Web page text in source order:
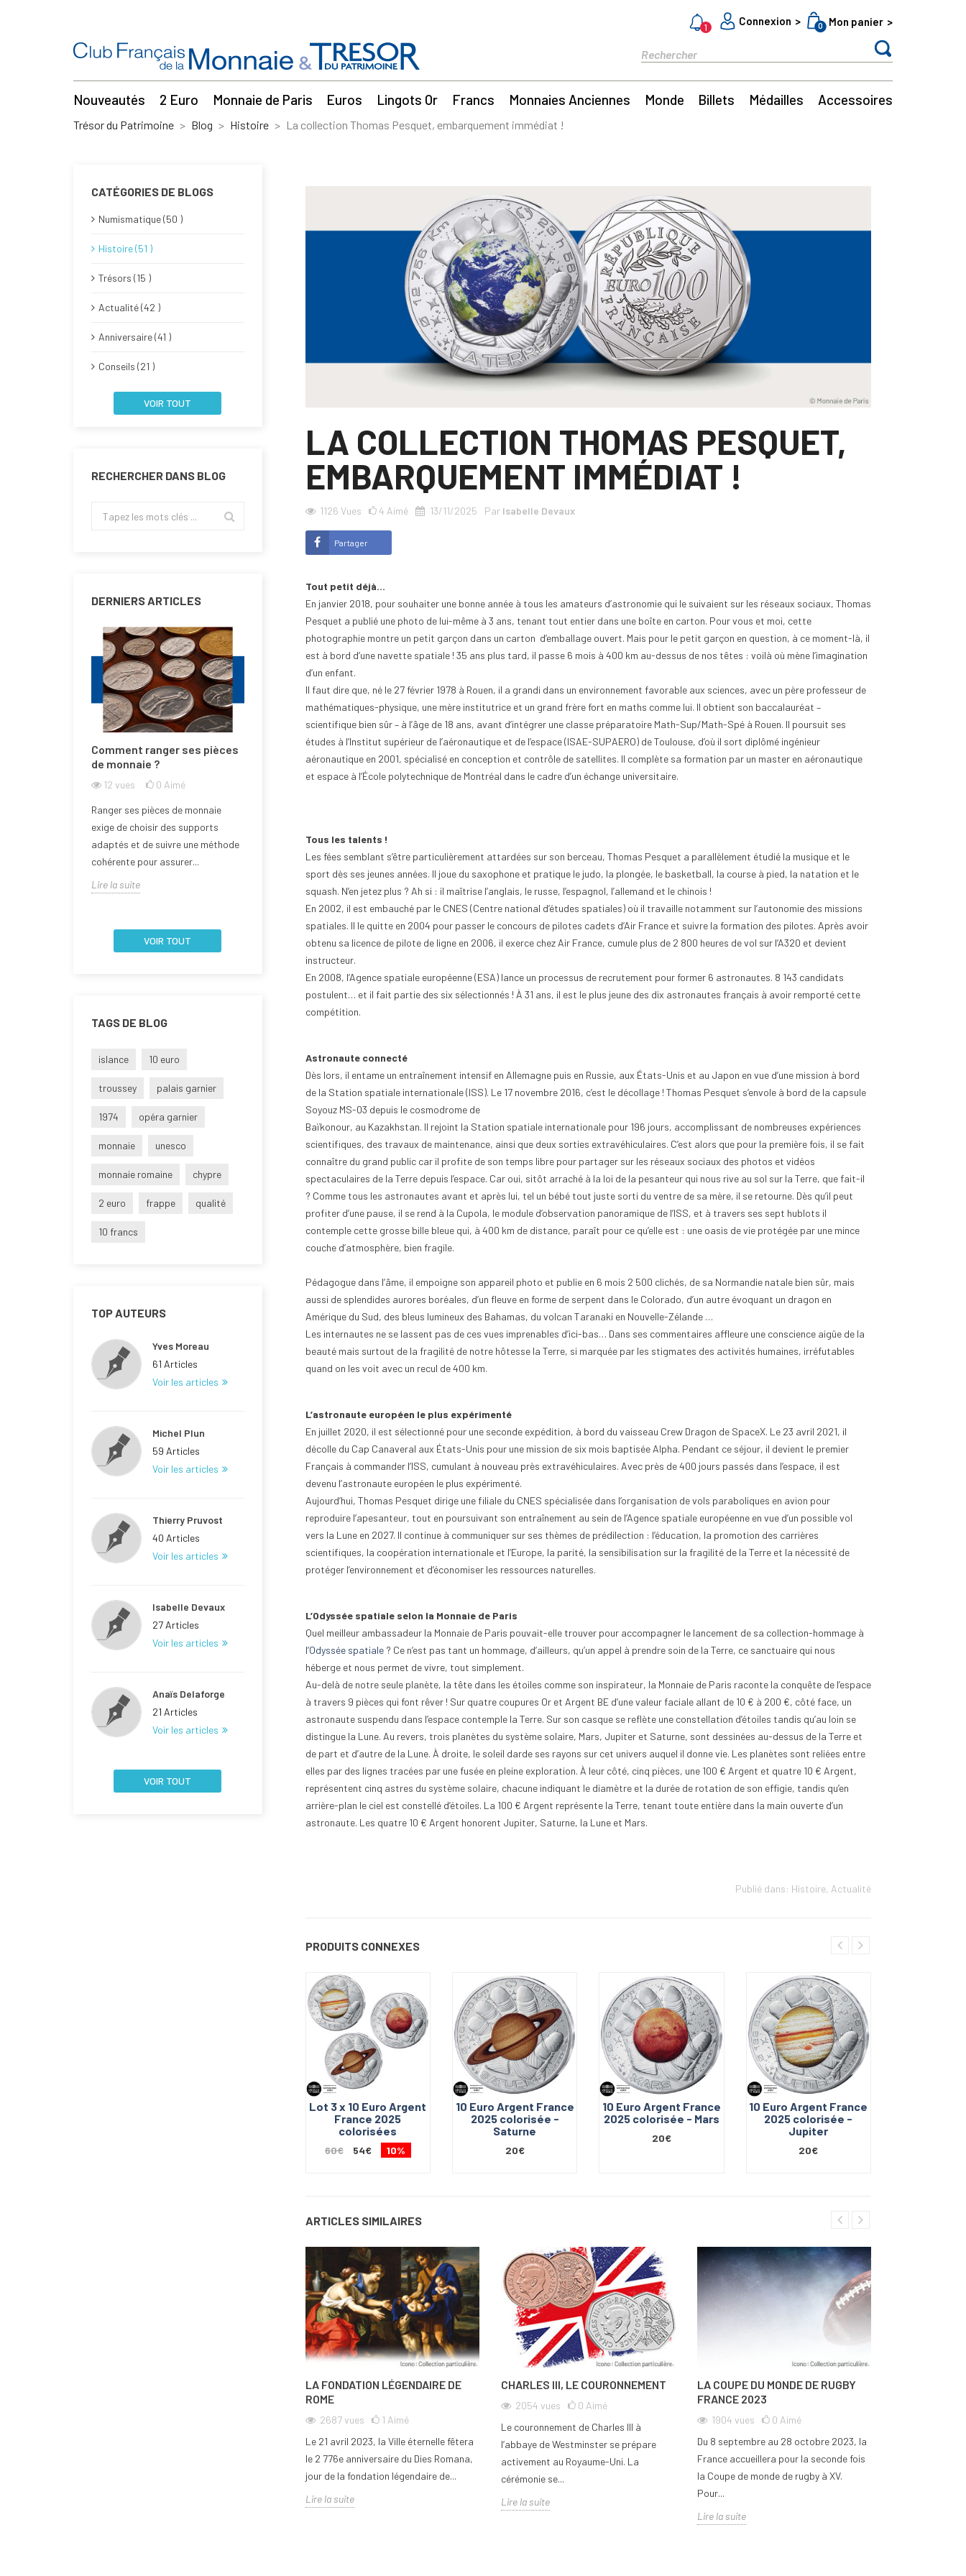
1
Connexion 0 Mon panier
Nouveautés 2 Euro Monnaie de Paris Euros Lingots Or Francs Monnaies Anciennes Monde Billets Médailles Accessoires
Trésor du Patrimoine Blog Histoire La collection Thomas Pesquet, embarquement immédiat !
CATÉGORIES DE BLOGS
Numismatique (50 )
Histoire (51 )
Trésors (15 )
Actualité (42 )
Anniversaire (41 )
Conseils (21 )
VOIR TOUT
RECHERCHER DANS BLOG
DERNIERS ARTICLES
Comment ranger ses pièces
de monnaie ?
12 vues 0 Aimé
Ranger ses pièces de monnaie
exige de choisir des supports
adaptés et de suivre une méthode
cohérente pour assurer...
Lire la suite
Comment nettoyer une pièce
de monnaie ancienne sans
l'abîmer ?
d’une pièce de monnaie ancienne
nécessite une attention extrême à
la fragilité de la...
Lire la suite
Comment commencer une
collection de monnaie ?
plus de passionnés, qu’ils...
Comment classer les pièces
de 2 euros selon leur rareté
rareté...
Quand est-ce que la Bulgarie
est passée en zone euro ?
monétaire...
VOIR TOUT
TAGS DE BLOG
islance 10 euro
troussey palais garnier
1974 opéra garnier
monnaie unesco
monnaie romaine chypre
2 euro frappe qualité
10 francs
TOP AUTEURS
Yves Moreau
61 Articles
Voir les articles
Michel Plun
59 Articles
Voir les articles
Thierry Pruvost
40 Articles
Voir les articles
Isabelle Devaux
27 Articles
Voir les articles
Anaïs Delaforge
21 Articles
Voir les articles
VOIR TOUT
LA COLLECTION THOMAS PESQUET,
EMBARQUEMENT IMMÉDIAT !
1126 Vues 4 Aimé 13/11/2025 Par Isabelle Devaux
Partager
Tout petit déjà…
En janvier 2018, pour souhaiter une bonne année à tous les amateurs d’astronomie qui le suivaient sur les réseaux sociaux, Thomas
Pesquet a publié une photo de lui-même à 3 ans, tenant tout entier dans une boîte en carton. Pour vous et moi, cette
photographie montre un petit garçon dans un carton d’emballage ouvert. Mais pour le petit garçon en question, à ce moment-là, il
est à bord d’une navette spatiale ! 35 ans plus tard, il passe 6 mois à 400 km au-dessus de nos têtes : voilà où mène l’imagination
d’un enfant.
Il faut dire que, né le 27 février 1978 à Rouen, il a grandi dans un environnement favorable aux sciences, avec un père professeur de
mathématiques-physique, une mère institutrice et un grand frère fort en maths comme lui. Il obtient son baccalauréat –
scientifique bien sûr – à l’âge de 18 ans, avant d’intégrer une classe préparatoire Math-Sup/Math-Spé à Rouen. Il poursuit ses
études à l’Institut supérieur de l’aéronautique et de l’espace (ISAE-SUPAERO) de Toulouse, d’où il sort diplômé ingénieur
aéronautique en 2001, spécialisé en conception et contrôle de satellites. Il complète sa formation par un master en aéronautique
et espace à l’École polytechnique de Montréal dans le cadre d’un échange universitaire.
Tous les talents !
Les fées semblant s’être particulièrement attardées sur son berceau, Thomas Pesquet a parallèlement étudié la musique et le
sport dès ses jeunes années. Il joue du saxophone et pratique le judo, la plongée, le basketball, la course à pied, la natation et le
squash. N’en jetez plus ? Ah si : il maîtrise l’anglais, le russe, l’espagnol, l’allemand et le chinois !
En 2002, il est embauché par le CNES (Centre national d’études spatiales) où il travaille notamment sur l’autonomie des missions
spatiales. Il le quitte en 2004 pour passer le concours de pilotes cadets d’Air France et suivre la formation des pilotes. Après avoir
obtenu sa licence de pilote de ligne en 2006, il exerce chez Air France, cumule plus de 2 800 heures de vol sur l’A320 et devient
instructeur.
En 2008, l’Agence spatiale européenne (ESA) lance un processus de recrutement pour former 6 astronautes. 8 143 candidats
postulent… et il fait partie des six sélectionnés ! À 31 ans, il est le plus jeune des dix astronautes français à avoir remporté cette
compétition.
Astronaute connecté
Dès lors, il entame un entraînement intensif en Allemagne puis en Russie, aux États-Unis et au Japon en vue d’une mission à bord
de la Station spatiale internationale (ISS). Le 17 novembre 2016, c’est le décollage ! Thomas Pesquet s’envole à bord de la capsule
Soyouz MS-03 depuis le cosmodrome de
Baïkonour, au Kazakhstan. Il rejoint la Station spatiale internationale pour 196 jours, accomplissant de nombreuses expériences
scientifiques, des travaux de maintenance, ainsi que deux sorties extravéhiculaires. C’est alors que pour la première fois, il se fait
connaître du grand public car il profite de son temps libre pour partager sur les réseaux sociaux des photos et vidéos
spectaculaires de la Terre depuis l’espace. Car oui, sitôt arraché à la loi de la pesanteur qui nous rive au sol sur la Terre, que fait-il
? Comme tous les astronautes avant et après lui, tel un bébé tout juste sorti du ventre de sa mère, il se retourne. Dès qu’il peut
profiter d’une pause, il se rend à la Cupola, le module d’observation panoramique de l’ISS, et à travers ses sept hublots il
contemple cette grosse bille bleue qui, à 400 km de distance, paraît pour ce qu’elle est : une oasis de vie protégée par une mince
couche d’atmosphère, bien fragile.
Pédagogue dans l’âme, il empoigne son appareil photo et publie en 6 mois 2 500 clichés, de sa Normandie natale bien sûr, mais
aussi de splendides aurores boréales, d’un fleuve en forme de serpent dans le Colorado, d’un autre évoquant un dragon en
Amérique du Sud, des bleus lumineux des Bahamas, du volcan Taranaki en Nouvelle-Zélande …
Les internautes ne se lassent pas de ces vues imprenables d’ici-bas… Dans ses commentaires affleure une conscience aigüe de la
beauté mais surtout de la fragilité de notre hôtesse la Terre, si marquée par les stigmates des activités humaines, irréfutables
quand on les voit avec un recul de 400 km.
L’astronaute européen le plus expérimenté
En juillet 2020, il est sélectionné pour une seconde expédition, à bord du vaisseau Crew Dragon de SpaceX. Le 23 avril 2021, il
décolle du Cap Canaveral aux États-Unis pour une mission de six mois baptisée Alpha. Pendant ce séjour, il devient le premier
Français à commander l’ISS, cumulant à nouveau près extravéhiculaires. Avec près de 400 jours passés dans l’espace, il est
devenu l’astronaute européen le plus expérimenté.
Aujourd’hui, Thomas Pesquet dirige une filiale du CNES spécialisée dans l’organisation de vols paraboliques en avion pour
reproduire l’apesanteur, tout en poursuivant son entraînement au sein de l’Agence spatiale européenne en vue d’un possible vol
vers la Lune en 2027. Il continue à communiquer sur ses thèmes de prédilection : l’éducation, la promotion des carrières
scientifiques, la coopération internationale et l’Europe, la parité, la sensibilisation sur la fragilité de la Terre et la nécessité de
protéger l’environnement et d’économiser les ressources naturelles.
L’Odyssée spatiale selon la Monnaie de Paris
Quel meilleur ambassadeur la Monnaie de Paris pouvait-elle trouver pour accompagner le lancement de sa collection-hommage à
l’Odyssée spatiale? Ce n’est pas tant un hommage, d’ailleurs, qu’un appel à prendre soin de la Terre, ce sanctuaire qui nous
héberge et nous permet de vivre, tout simplement.
Au-delà de notre seule planète, la tête dans les étoiles comme son inspirateur, la Monnaie de Paris raconte la conquête de l’espace
à travers 9 pièces qui font rêver ! Sur quatre coupures Or et Argent BE d’une valeur faciale allant de 10 € à 200 €, côté face, un
astronaute suspendu dans l’espace contemple la Terre. Sur son casque se reflète une constellation d’étoiles tandis qu’au loin se
distingue la Lune. Au revers, trois planètes du système solaire, Mars, Jupiter et Saturne, sont dessinées au-dessus de la Terre et
de part et d’autre de la Lune. À droite, le soleil darde ses rayons sur cet univers auquel il donne vie. Les planètes sont reliées entre
elles par des lignes tracées par une fusée en pleine exploration. À leur côté, cinq pièces, une 100 € Argent et quatre 10 € Argent,
représentent cinq astres du système solaire, chacune indiquant le diamètre et la durée de rotation de son effigie, tandis qu’en
arrière-plan le ciel est constellé d’étoiles. La 100 € Argent représente la Terre, tenant toute entière dans la main ouverte d’un
astronaute. Les quatre 10 € Argent honorent Jupiter, Saturne, la Lune et Mars.
Publié dans: Histoire, Actualité
PRODUITS CONNEXES
Lot 3 x 10 Euro Argent
France 2025
colorisées
60€ 54€ 10%
10 Euro Argent France
2025 colorisée -
Saturne
20€
10 Euro Argent France
2025 colorisée - Mars
20€
10 Euro Argent France
2025 colorisée -
Jupiter
20€
ARTICLES SIMILAIRES
LA FONDATION LÉGENDAIRE DE
ROME
2687vues 1 Aimé
Le 21 avril 2023, la Ville éternelle fêtera
le 2 776e anniversaire du Dies Romana,
jour de la fondation légendaire de...
Lire la suite
CHARLES III, LE COURONNEMENT
2054 vues 0 Aimé
Le couronnement de Charles III à
l’abbaye de Westminster se prépare
activement au Royaume-Uni. La
cérémonie se...
Lire la suite
LA COUPE DU MONDE DE RUGBY
FRANCE 2023
1904 vues 0 Aimé
Du 8 septembre au 28 octobre 2023, la
France accueillera pour la seconde fois
la Coupe de monde de rugby à XV.
Pour...
Lire la suite